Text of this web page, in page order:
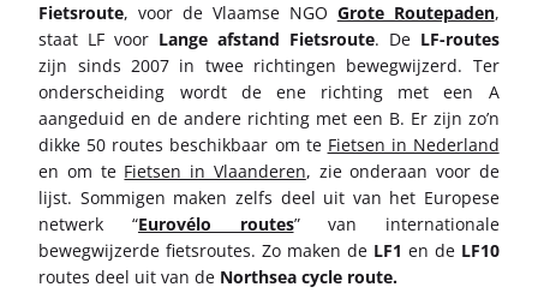
Fietsroute, voor de Vlaamse NGO Grote Routepaden,
staat LF voor Lange afstand Fietsroute. De LF-routes
zijn sinds 2007 in twee richtingen bewegwijzerd. Ter
onderscheiding wordt de ene richting met een A
aangeduid en de andere richting met een B. Er zijn zo’n
dikke 50 routes beschikbaar om te Fietsen in Nederland
en om te Fietsen in Vlaanderen, zie onderaan voor de
lijst. Sommigen maken zelfs deel uit van het Europese
netwerk “Eurovélo routes” van internationale
bewegwijzerde fietsroutes. Zo maken de LF1 en de LF10
routes deel uit van de Northsea cycle route.